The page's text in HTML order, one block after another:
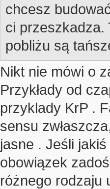
chcesz
ci przeszkadza.
pobliżu są
Nikt nie mówi o
Przykłady od
przyklady KrP .
sensu
jasne . Jeśli
obowiązek
różnego rodzaju